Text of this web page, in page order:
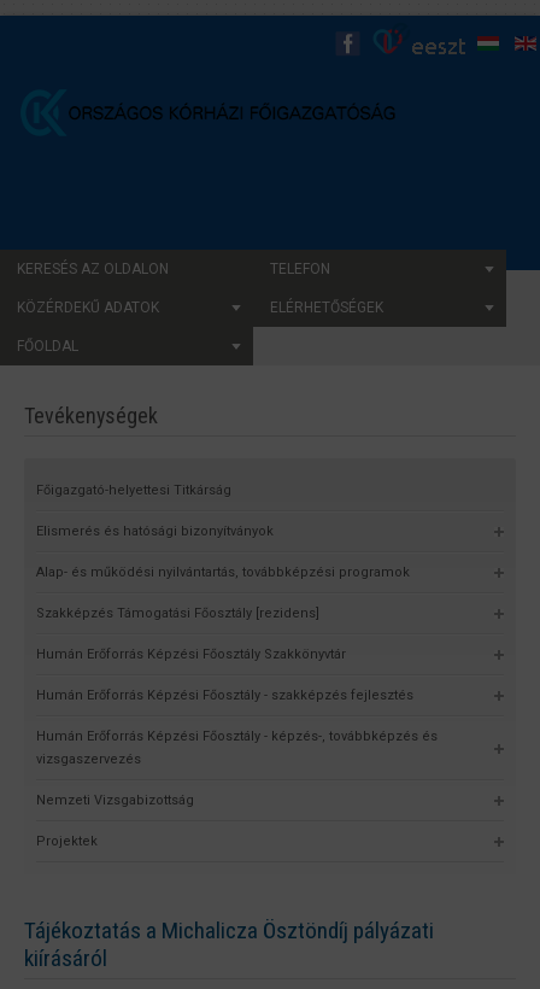
KERESÉS AZ OLDALON TELEFON
KÖZÉRDEKŰ ADATOK ELÉRHETŐSÉGEK
FŐOLDAL
Tevékenységek
Főigazgató-helyettesi Titkárság
Elismerés és hatósági bizonyítványok
Alap- és működési nyilvántartás, továbbképzési programok
Szakképzés Támogatási Főosztály [rezidens]
Humán Erőforrás Képzési Főosztály Szakkönyvtár
Humán Erőforrás Képzési Főosztály - szakképzés fejlesztés
Humán Erőforrás Képzési Főosztály - képzés-, továbbképzés és
vizsgaszervezés
Nemzeti Vizsgabizottság
Projektek
Tájékoztatás a Michalicza Ösztöndíj pályázati
kiírásáról